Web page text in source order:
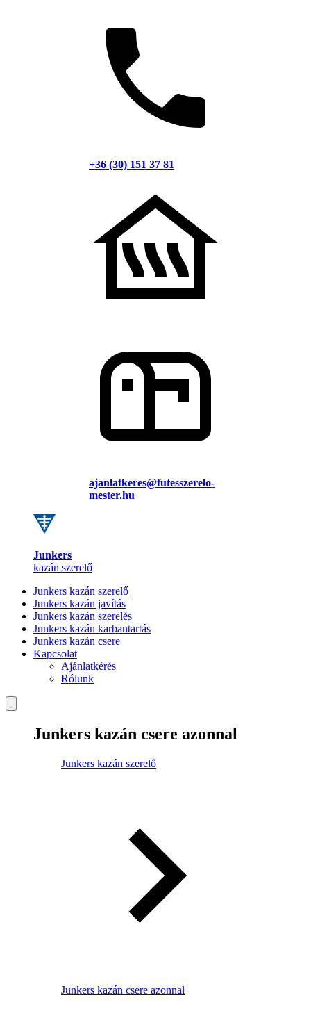
+36 (30) 151 37 81
ajanlatkeres@futesszerelo-
mester.hu
Junkers
kazán szerelő
Junkers kazán szerelő
Junkers kazán javítás
Junkers kazán szerelés
Junkers kazán karbantartás
Junkers kazán csere
Kapcsolat
Ajánlatkérés
Rólunk
Junkers kazán csere azonnal
Junkers kazán szerelő
Junkers kazán csere azonnal